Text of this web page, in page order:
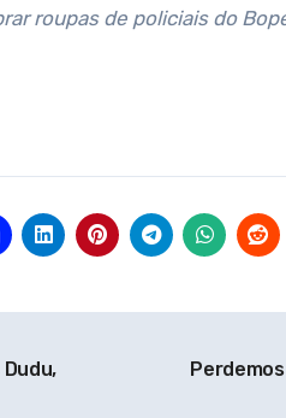
roupas de policiais do